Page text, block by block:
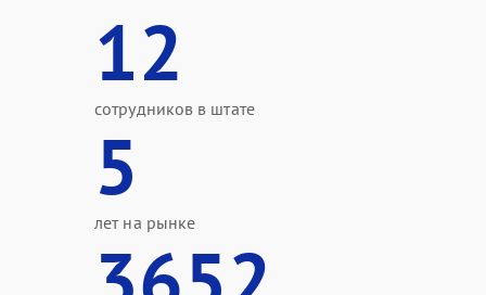
12
сотрудников в штате
5
лет на рынке